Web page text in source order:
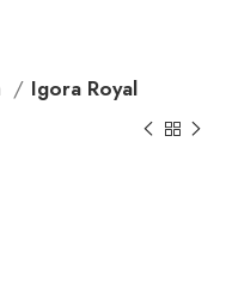
Igora Royal